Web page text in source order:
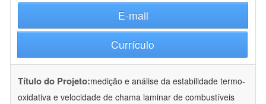
E-mail
Currículo
Título do Projeto:medição e análise da estabilidade termo-
oxidativa e velocidade de chama laminar de combustíveis